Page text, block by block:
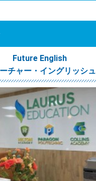
Future English
チャー・イングリッシュ